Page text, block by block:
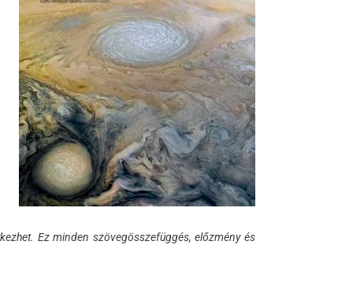
Ez minden szövegösszefüggés, előzmény és